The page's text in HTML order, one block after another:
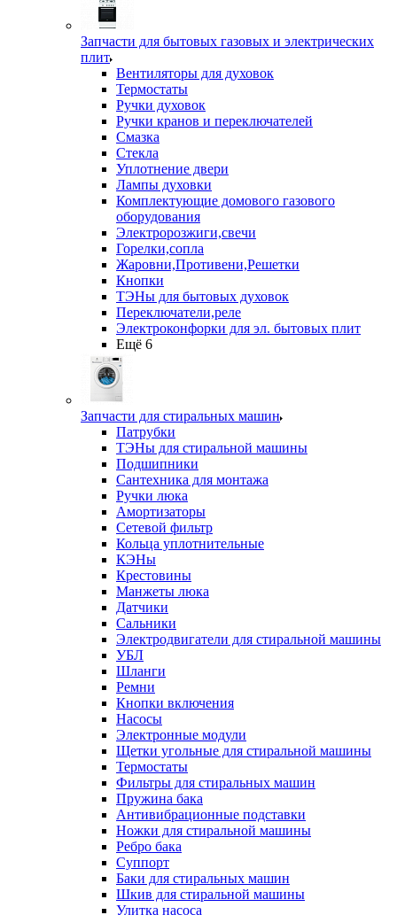
Запчасти для бытовых газовых и электрических
плит
Вентиляторы для духовок
Термостаты
Ручки духовок
Ручки кранов и переключателей
Смазка
Стекла
Уплотнение двери
Лампы духовки
Комплектующие домового газового
оборудования
Электророзжиги,свечи
Горелки,сопла
Жаровни,Противени,Решетки
Кнопки
ТЭНы для бытовых духовок
Переключатели,реле
Электроконфорки для эл. бытовых плит
Ещё 6
Запчасти для стиральных машин
Патрубки
ТЭНы для стиральной машины
Подшипники
Сантехника для монтажа
Ручки люка
Амортизаторы
Сетевой фильтр
Кольца уплотнительные
КЭНы
Крестовины
Манжеты люка
Датчики
Сальники
Электродвигатели для стиральной машины
УБЛ
Шланги
Ремни
Кнопки включения
Насосы
Электронные модули
Щетки угольные для стиральной машины
Термостаты
Фильтры для стиральных машин
Пружина бака
Антивибрационные подставки
Ножки для стиральной машины
Ребро бака
Суппорт
Баки для стиральных машин
Шкив для стиральной машины
Улитка насоса